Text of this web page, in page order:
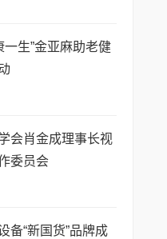
一生”金亚麻助老健
会肖金成理事长视
委员会
备“新国货”品牌成